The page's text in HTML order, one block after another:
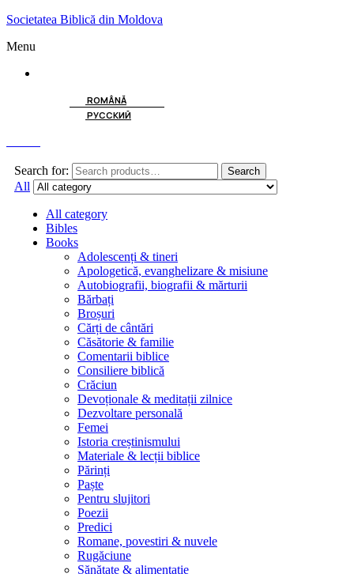
Societatea Biblică din Moldova
Menu
ROMÂNĂ
РУССКИЙ
Search for: Search
All
All category
Bibles
Books
Adolescenți & tineri
Apologetică, evanghelizare & misiune
Autobiografii, biografii & mărturii
Bărbați
Broșuri
Cărți de cântări
Căsătorie & familie
Comentarii biblice
Consiliere biblică
Crăciun
Devoționale & meditații zilnice
Dezvoltare personală
Femei
Istoria creștinismului
Materiale & lecții biblice
Părinți
Paște
Pentru slujitori
Poezii
Predici
Romane, povestiri & nuvele
Rugăciune
Sănătate & alimentație